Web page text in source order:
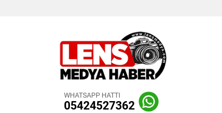
WHATSAPP HATTI
05424527362